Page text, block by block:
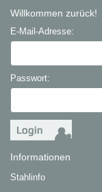
Willkommen zurück!
E-Mail-Adresse:
Passwort:
Informationen
Stahlinfo